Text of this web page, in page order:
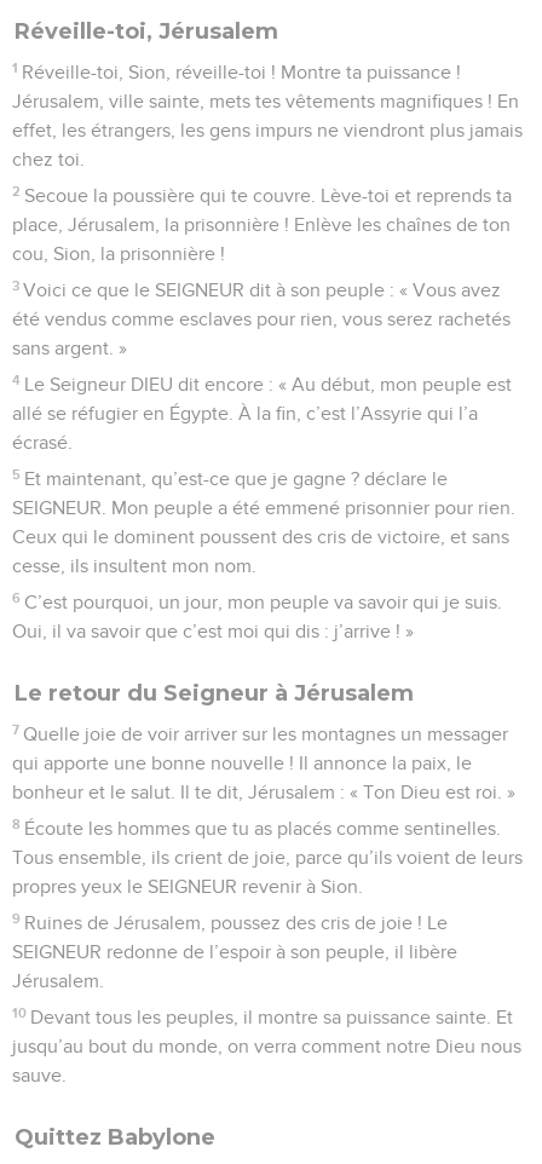
Réveille-toi, Jérusalem
1 Réveille-toi, Sion, réveille-toi ! Montre ta puissance !
Jérusalem, ville sainte, mets tes vêtements magnifiques ! En
effet, les étrangers, les gens impurs ne viendront plus jamais
chez toi.
2 Secoue la poussière qui te couvre. Lève-toi et reprends ta
place, Jérusalem, la prisonnière ! Enlève les chaînes de ton
cou, Sion, la prisonnière !
3 Voici ce que le SEIGNEUR dit à son peuple : « Vous avez
été vendus comme esclaves pour rien, vous serez rachetés
sans argent. »
4 Le Seigneur DIEU dit encore : « Au début, mon peuple est
allé se réfugier en Égypte. À la fin, c’est l’Assyrie qui l’a
écrasé.
5 Et maintenant, qu’est-ce que je gagne ? déclare le
SEIGNEUR. Mon peuple a été emmené prisonnier pour rien.
Ceux qui le dominent poussent des cris de victoire, et sans
cesse, ils insultent mon nom.
6 C’est pourquoi, un jour, mon peuple va savoir qui je suis.
Oui, il va savoir que c’est moi qui dis : j’arrive ! »
Le retour du Seigneur à Jérusalem
7 Quelle joie de voir arriver sur les montagnes un messager
qui apporte une bonne nouvelle ! Il annonce la paix, le
bonheur et le salut. Il te dit, Jérusalem : « Ton Dieu est roi. »
8 Écoute les hommes que tu as placés comme sentinelles.
Tous ensemble, ils crient de joie, parce qu’ils voient de leurs
propres yeux le SEIGNEUR revenir à Sion.
9 Ruines de Jérusalem, poussez des cris de joie ! Le
SEIGNEUR redonne de l’espoir à son peuple, il libère
Jérusalem.
10 Devant tous les peuples, il montre sa puissance sainte. Et
jusqu’au bout du monde, on verra comment notre Dieu nous
sauve.
Quittez Babylone